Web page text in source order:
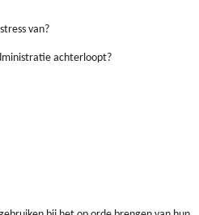
van?
achterloopt?